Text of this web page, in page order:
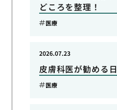
どころを整理！
医療
皮膚科医が勧める
2026.07.23
医療